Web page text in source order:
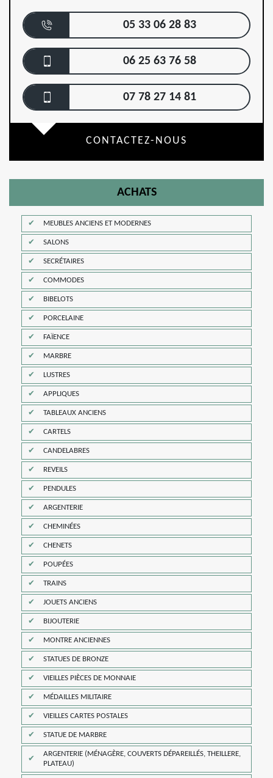
05 33 06 28 83
06 25 63 76 58
07 78 27 14 81
CONTACTEZ-NOUS
ACHATS
MEUBLES ANCIENS ET MODERNES
SALONS
SECRÉTAIRES
COMMODES
BIBELOTS
PORCELAINE
FAÏENCE
MARBRE
LUSTRES
APPLIQUES
TABLEAUX ANCIENS
CARTELS
CANDELABRES
REVEILS
PENDULES
ARGENTERIE
CHEMINÉES
CHENETS
POUPÉES
TRAINS
JOUETS ANCIENS
BIJOUTERIE
MONTRE ANCIENNES
STATUES DE BRONZE
VIEILLES PIÈCES DE MONNAIE
MÉDAILLES MILITAIRE
VIEILLES CARTES POSTALES
STATUE DE MARBRE
ARGENTERIE (MÉNAGÈRE, COUVERTS DÉPAREILLÉS, THEILLERE,
PLATEAU)